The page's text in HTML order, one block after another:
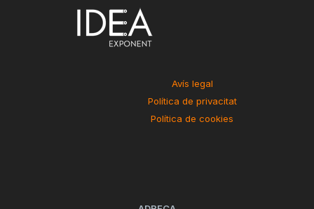
Avís legal
Política de privacitat
Política de cookies